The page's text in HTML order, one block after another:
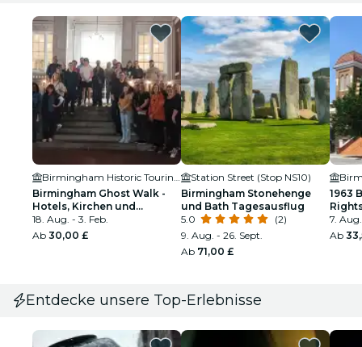
Birmingham Ghost Walk -
Hotels, Kirchen und
Unruhen Tour
18. Aug. - 3. Feb.
Ab 30,00 £
Station Street (Stop NS10)
Birmingham Stonehenge
und Bath Tagesausflug
5.0
(2)
9. Aug. - 26. Sept.
Ab 71,00 £
1963
7.
Ab
Entdecke unsere Top-Erlebnisse